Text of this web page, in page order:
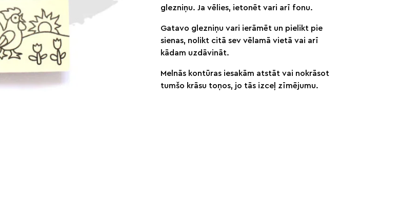
glezniņu. Ja vēlies, ietonēt vari arī fonu.
Gatavo glezniņu vari ierāmēt un pielikt pie
sienas, nolikt citā sev vēlamā vietā vai arī
kādam uzdāvināt.
Melnās kontūras iesakām atstāt vai nokrāsot
tumšo krāsu toņos, jo tās izceļ zīmējumu.